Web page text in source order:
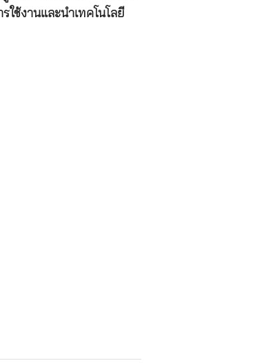
ช้งานและนำเทคโนโลยี